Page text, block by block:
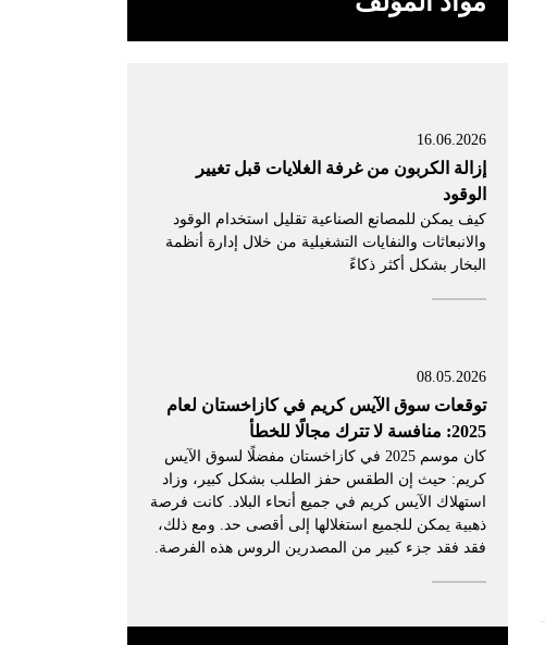
16.06.2026
إزالة الكربون من غرفة الغلايات قبل تغيير
الوقود
كيف يمكن للمصانع الصناعية تقليل استخدام الوقود
والانبعاثات والنفايات التشغيلية من خلال إدارة أنظمة
البخار بشكل أكثر ذكاءً
08.05.2026
توقعات سوق الآيس كريم في كازاخستان لعام
2025: منافسة لا تترك مجالًا للخطأ
كان موسم 2025 في كازاخستان مفضلًا لسوق الآيس
كريم: حيث إن الطقس حفز الطلب بشكل كبير، وزاد
استهلاك الآيس كريم في جميع أنحاء البلاد. كانت فرصة
ذهبية يمكن للجميع استغلالها إلى أقصى حد. ومع ذلك،
فقد فقد جزء كبير من المصدرين الروس هذه الفرصة.